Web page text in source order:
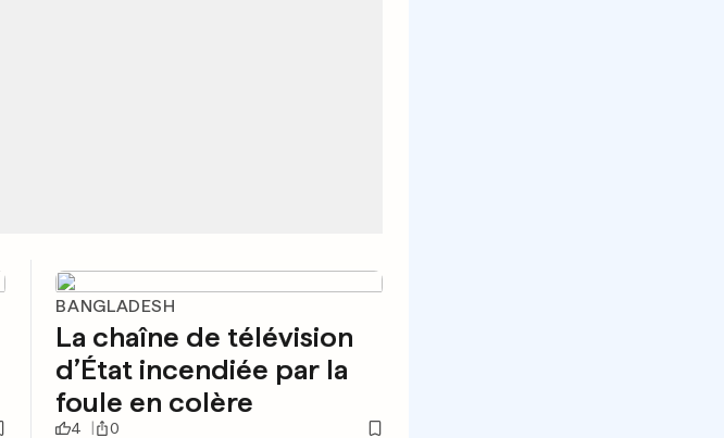
BANGLADESH
La chaîne de télévision
d’État incendiée par la
foule en colère
4 0